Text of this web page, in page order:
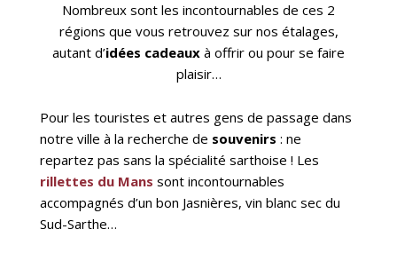
Nombreux sont les incontournables de ces 2
régions que vous retrouvez sur nos étalages,
autant d’idées cadeaux à offrir ou pour se faire
plaisir…
Pour les touristes et autres gens de passage dans
notre ville à la recherche de souvenirs : ne
repartez pas sans la spécialité sarthoise ! Les
rillettes du Mans sont incontournables
accompagnés d’un bon Jasnières, vin blanc sec du
Sud-Sarthe…